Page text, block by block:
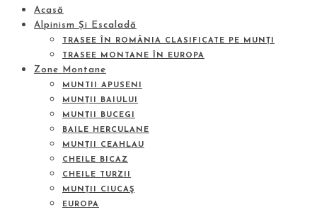
Acasă
Alpinism Și Escaladă
TRASEE ÎN ROMÂNIA CLASIFICATE PE MUNȚI
TRASEE MONTANE ÎN EUROPA
Zone Montane
MUNTII APUSENI
MUNȚII BAIULUI
MUNȚII BUCEGI
BAILE HERCULANE
MUNȚII CEAHLAU
CHEILE BICAZ
CHEILE TURZII
MUNȚII CIUCAŞ
EUROPA